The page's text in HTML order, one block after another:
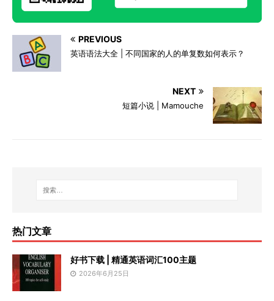
PREVIOUS
英语语法大全 | 不同国家的人的单复数如何表示？
NEXT
短篇小说 | Mamouche
热门文章
好书下载 | 精通英语词汇100主题
2026年6月25日